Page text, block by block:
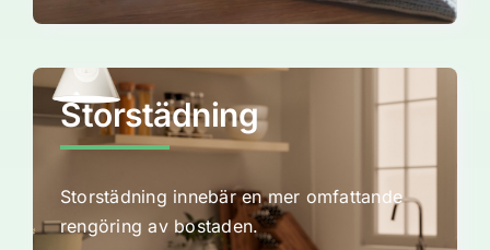
Storstädning
Storstädning innebär en mer omfattande
rengöring av bostaden.